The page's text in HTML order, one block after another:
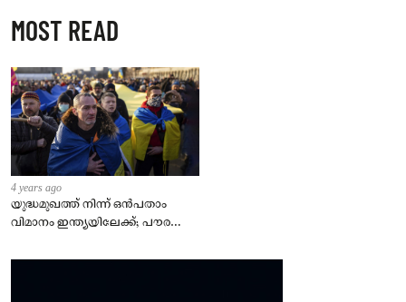
MOST READ
4 years ago
യുദ്ധമുഖത്ത് നിന്ന് ഒൻപതാം
വിമാനം ഇന്ത്യയിലേക്ക്; പൗരന്മാർ
– കേന്ദ്രം